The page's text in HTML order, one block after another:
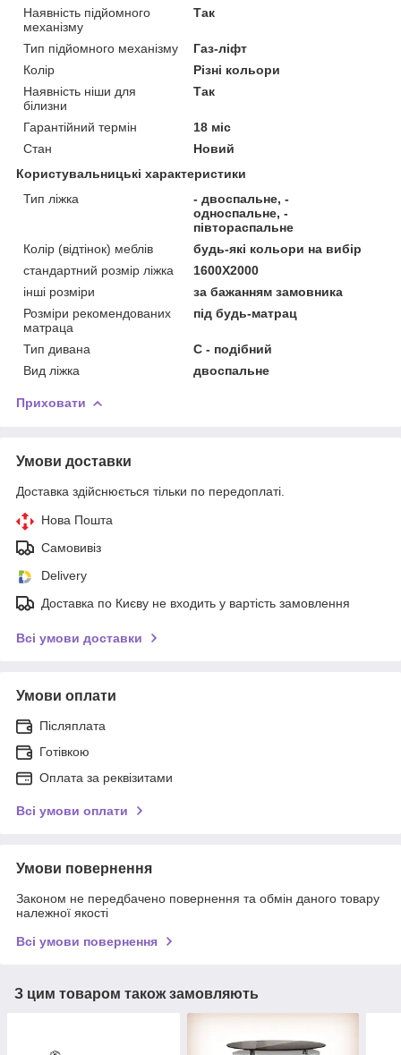
Наявність підйомного
механізму
Так
Тип підйомного механізму
Газ-ліфт
Колір
Різні кольори
Наявність ніши для
білизни
Так
Гарантійний термін
18 міс
Стан
Новий
Користувальницькі характеристики
Тип ліжка
- двоспальне, -
односпальне, -
півтораспальне
Колір (відтінок) меблів
будь-які кольори на вибір
стандартний розмір ліжка
1600Х2000
інші розміри
за бажанням замовника
Розміри рекомендованих
матраца
під будь-матрац
Тип дивана
С - подібний
Вид ліжка
двоспальне
Приховати
Умови доставки
Доставка здійснюється тільки по передоплаті.
Нова Пошта
Самовивіз
Delivery
Доставка по Києву не входить у вартість замовлення
Всі умови доставки
Умови оплати
Післяплата
Готівкою
Оплата за реквізитами
Всі умови оплати
Умови повернення
Законом не передбачено повернення та обмін даного товару
належної якості
Всі умови повернення
З цим товаром також замовляють